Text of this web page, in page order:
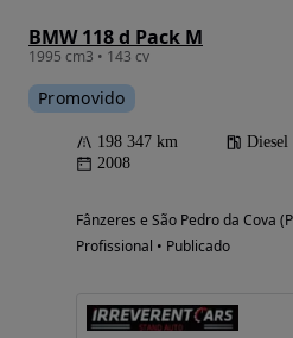
BMW 118 d Pack M
1995 cm3 • 143 cv
Promovido
198 347 km Diesel
2008
Fânzeres e São Pedro da Cova
Profissional • Publicado